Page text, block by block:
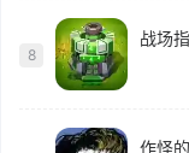
8
战场
作怪